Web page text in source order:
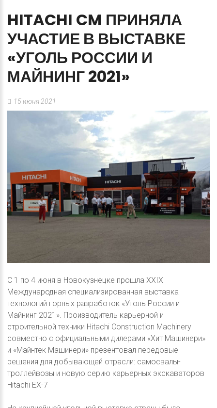
HITACHI CM ПРИНЯЛА
УЧАСТИЕ В ВЫСТАВКЕ
«УГОЛЬ РОССИИ И
МАЙНИНГ2021»
15 июня 2021
С 1 по 4 июня в Новокузнецке прошла XXIX
Международная специализированная выставка
технологий горных разработок «Уголь России и
Майнинг 2021». Производитель карьерной и
строительной техники Hitachi Construction Machinery
совместно с официальными дилерами «Хит Машинери»
и «Майнтек Машинери» презентовал передовые
решения для добывающей отрасли: самосвалы-
троллейвозы и новую серию карьерных экскаваторов
Hitachi EX-7